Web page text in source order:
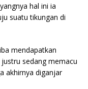
hal ini ia
suatu tikungan di
mendapatkan
sedang memacu
akhirnya diganjar